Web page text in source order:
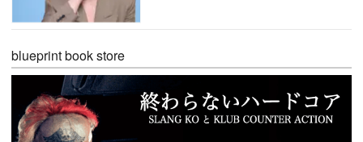
blueprint book store